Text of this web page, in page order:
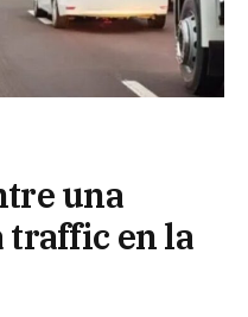
una
traffic en la